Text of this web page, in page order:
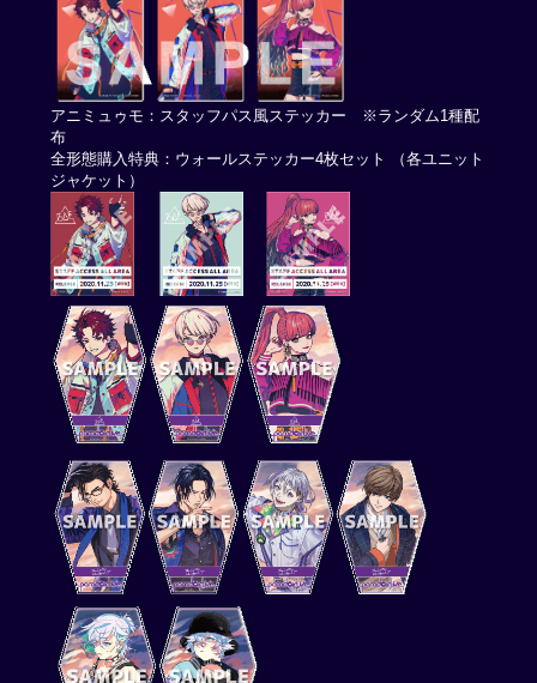
アニミュゥモ：スタッフパス風ステッカー ※ランダム1種配
布
全形態購入特典：ウォールステッカー4枚セット （各ユニット
ジャケット）